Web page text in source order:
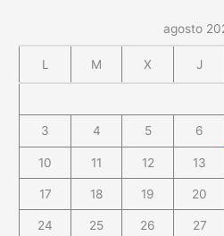
agosto
L M X J
3 4 5 6
10 11 12 13
17 18 19 20
24 25 26 27